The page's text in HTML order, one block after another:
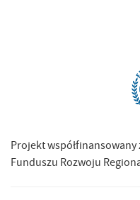
Projekt
Funduszu Rozwoju